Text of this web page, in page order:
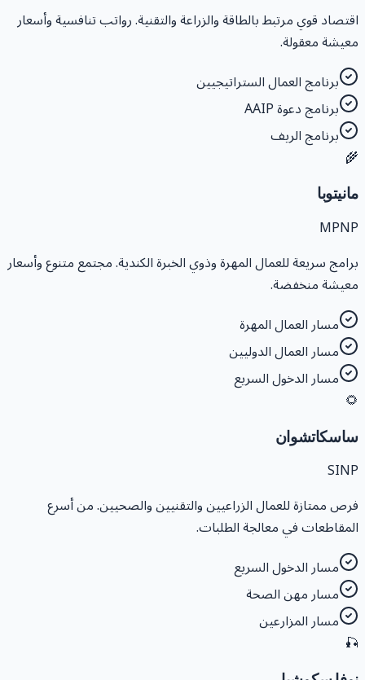
قوي مرتبط بالطاقة والزراعة والتقنية. رواتب تنافسية وأسعار
معقولة.
برنامج العمال الستراتيجيين
برنامج دعوة AAIP
برنامج الريف
سريعة للعمال المهرة وذوي الخبرة الكندية. مجتمع متنوع وأسعار
منخفضة.
مسار العمال المهرة
مسار العمال الدوليين
مسار الدخول السريع
ممتازة للعمال الزراعيين والتقنيين والصحيين. من أسرع
في معالجة الطلبات.
مسار الدخول السريع
مسار مهن الصحة
مسار المزارعين